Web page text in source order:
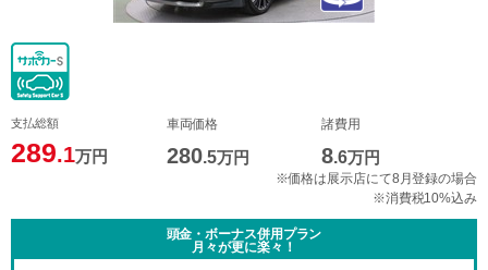
支払総額
289.1万円
車両価格
280.5万円
諸費用
8.6万円
※価格は展示店にて8月登録の場合
※消費税10%込み
頭金・ボーナス併用プラン
月々が更に楽々！